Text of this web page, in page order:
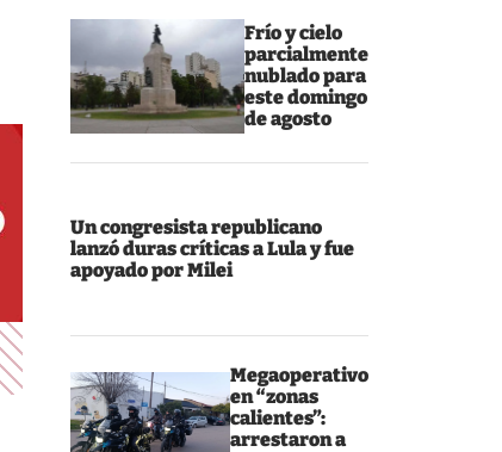
Frío y cielo
parcialmente
nublado para
este domingo
de agosto
Un congresista republicano
lanzó duras críticas a Lula y fue
apoyado por Milei
Megaoperativo
en “zonas
calientes”:
arrestaron a